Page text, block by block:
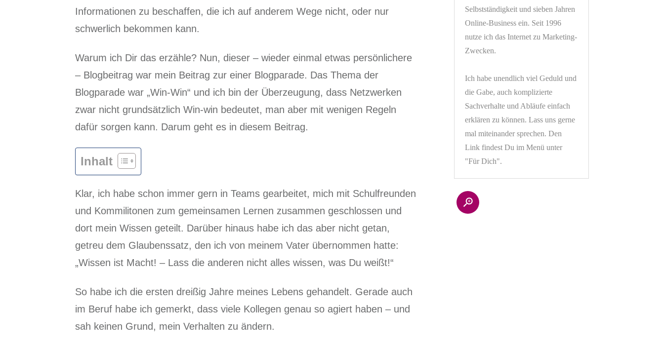
Informationen zu beschaffen, die ich auf anderem Wege nicht, oder nur
schwerlich bekommen kann.
Warum ich Dir das erzähle? Nun, dieser – wieder einmal etwas persönlichere
– Blogbeitrag war mein Beitrag zur einer Blogparade. Das Thema der
Blogparade war „Win-Win“ und ich bin der Überzeugung, dass Netzwerken
zwar nicht grundsätzlich Win-win bedeutet, man aber mit wenigen Regeln
dafür sorgen kann. Darum geht es in diesem Beitrag.
Inhalt
Klar, ich habe schon immer gern in Teams gearbeitet, mich mit Schulfreunden
und Kommilitonen zum gemeinsamen Lernen zusammen geschlossen und
dort mein Wissen geteilt. Darüber hinaus habe ich das aber nicht getan,
getreu dem Glaubenssatz, den ich von meinem Vater übernommen hatte:
„Wissen ist Macht! – Lass die anderen nicht alles wissen, was Du weißt!“
So habe ich die ersten dreißig Jahre meines Lebens gehandelt. Gerade auch
im Beruf habe ich gemerkt, dass viele Kollegen genau so agiert haben – und
sah keinen Grund, mein Verhalten zu ändern.
Selbstständigkeit und sieben Jahren
Online-Business ein. Seit 1996
nutze ich das Internet zu Marketing-
Zwecken.
Ich habe unendlich viel Geduld und
die Gabe, auch komplizierte
Sachverhalte und Abläufe einfach
erklären zu können. Lass uns gerne
mal miteinander sprechen. Den
Link findest Du im Menü unter
"Für Dich".